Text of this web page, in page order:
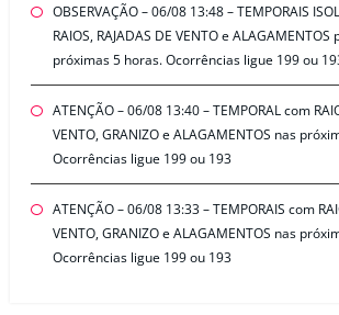
OBSERVAÇÃO – 06/08 13:48 – TEMPORAIS
RAIOS, RAJADAS DE VENTO e
próximas 5 horas. Ocorrências ligue 199 ou
ATENÇÃO – 06/08 13:40 – TEMPORAL com
VENTO, GRANIZO e ALAGAMENTOS nas
Ocorrências ligue 199 ou 193
ATENÇÃO – 06/08 13:33 – TEMPORAIS com
VENTO, GRANIZO e ALAGAMENTOS nas
Ocorrências ligue 199 ou 193